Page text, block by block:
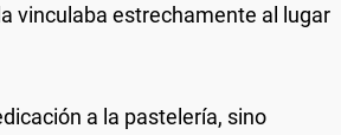
vinculaba estrechamente al lugar
a la pastelería, sino